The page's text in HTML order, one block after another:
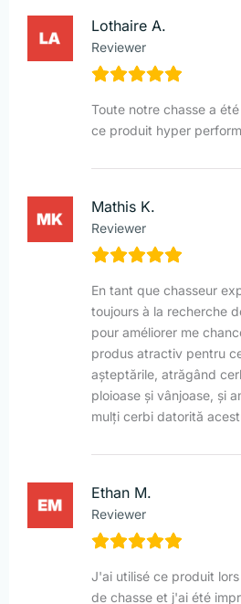
Lothaire A.
Reviewer
Toute notre chasse a
ce produit hyper
Mathis K.
Reviewer
En tant que chasseur
toujours à la recherche
pour améliorer me
produs atractiv pentru
așteptările, atrăgând
ploioase și vânjoase, și
mulți cerbi datorită
Ethan M.
Reviewer
J'ai utilisé ce produit
de chasse et j'ai été